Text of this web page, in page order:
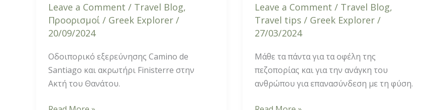
Leave a Comment / Travel Blog,
Προορισμοί / Greek Explorer /
20/09/2024
Οδοιπορικό εξερεύνησης Camino de
Santiago και ακρωτήρι Finisterre στην
Ακτή του Θανάτου.
Leave a Comment / Travel Blog,
Travel tips / Greek Explorer /
27/03/2024
Μάθε τα πάντα για τα οφέλη της
πεζοπορίας και για την ανάγκη του
ανθρώπου για επανασύνδεση με τη φύση.